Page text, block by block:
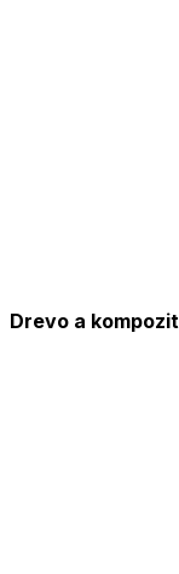
Drevo a kompozit